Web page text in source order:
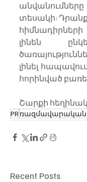
տեսակի: Դրանք
լինեն
լինել
հորինված
Շարքի
PR ռազմավարական
Recent Posts